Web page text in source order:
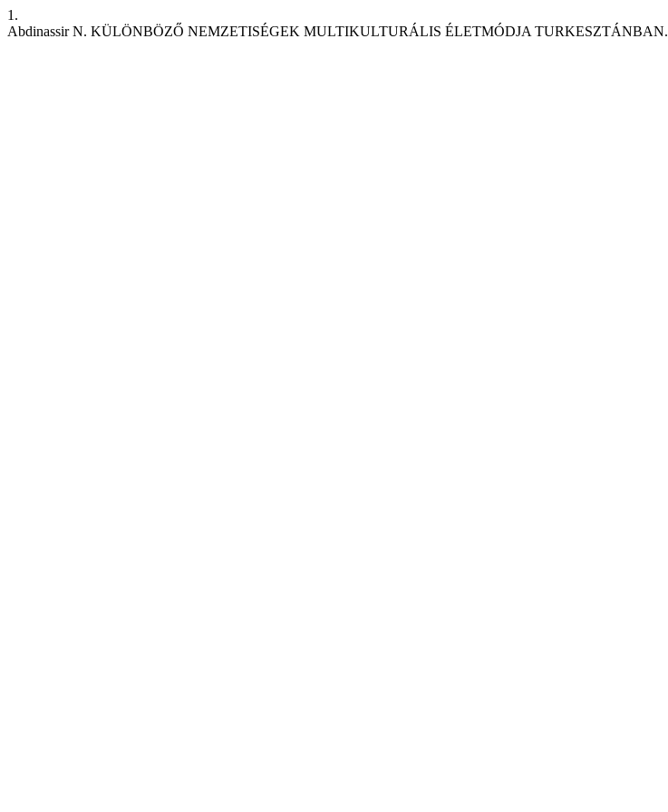
1.
Abdinassir N. KÜLÖNBÖZŐ NEMZETISÉGEK MULTIKULTURÁLIS ÉLETMÓDJA TURKESZTÁNBAN.